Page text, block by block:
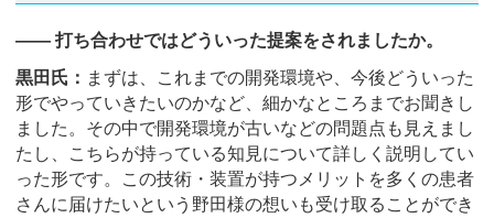
―― 打ち合わせではどういった提案をされましたか。
黒田氏： まずは、これまでの開発環境や、今後どういった
形でやっていきたいのかなど、細かなところまでお聞きし
ました。その中で開発環境が古いなどの問題点も見えまし
たし、こちらが持っている知見について詳しく説明してい
った形です。この技術・装置が持つメリットを多くの患者
さんに届けたいという野田様の想いも受け取ることができ